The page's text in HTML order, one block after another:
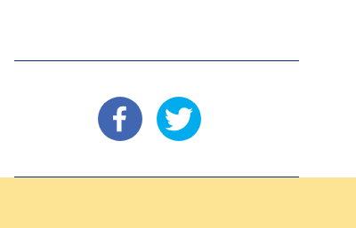
: Facebook
: X